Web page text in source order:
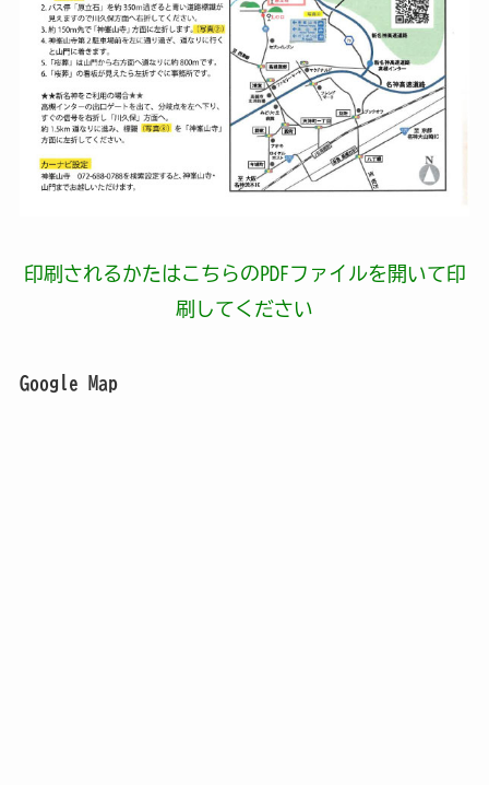
印刷されるかたはこちらのPDFファイルを開いて印
刷してください
Google Map